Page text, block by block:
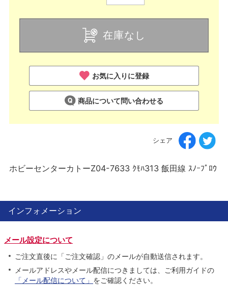
在庫なし
お気に入りに登録
商品について問い合わせる
シェア
ホビーセンターカトーZ04-7633 ｸﾓﾊ313 飯田線 ｽﾉｰﾌﾟﾛｳ
インフォメーション
メール設定について
ご注文直後に「ご注文確認」のメールが自動送信されます。
メールアドレスやメール配信につきましては、ご利用ガイドの
「メール配信について」 をご確認ください。